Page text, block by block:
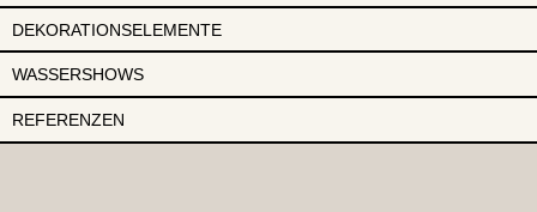
DEKORATIONSELEMENTE
WASSERSHOWS
REFERENZEN